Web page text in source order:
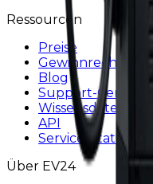
Ressourcen
Preise
Gewinnrechner
Blog
Support-Center
Wissensdatenbank
API
Service-Status
Über EV24